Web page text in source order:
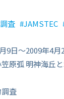
調査 JAMSTEC
9日～2009年4月
原弧 明神海丘
査